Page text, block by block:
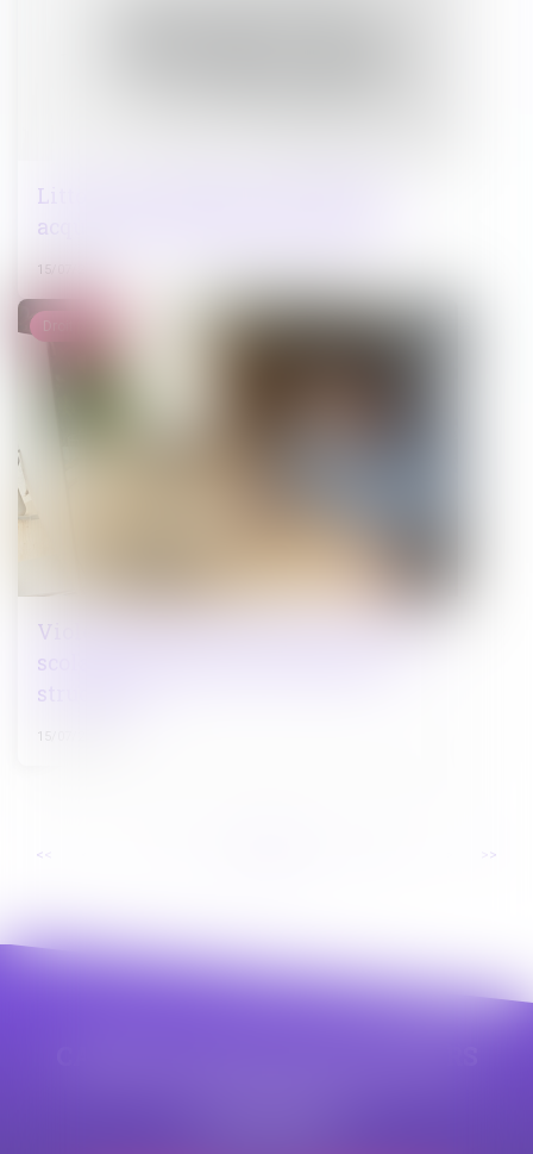
Littoral et urbanisme : pas de droit
acquis sans autorisation explicite
15/07/2025
Violences faites aux enfants en milieu
scolaire : des dysfonctionnements
structurels
15/07/2025
<< >>